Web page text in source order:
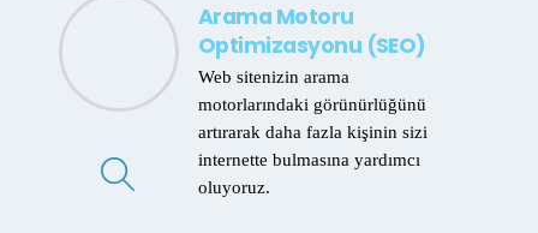
Arama Motoru
Optimizasyonu (SEO)
Web sitenizin arama
motorlarındaki görünürlüğünü
artırarak daha fazla kişinin sizi
internette bulmasına yardımcı
oluyoruz.